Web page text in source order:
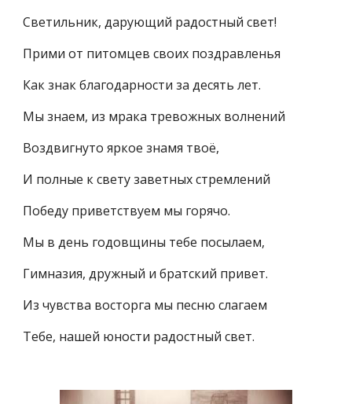
Светильник, дарующий радостный свет!
Прими от питомцев своих поздравленья
Как знак благодарности за десять лет.
Мы знаем, из мрака тревожных волнений
Воздвигнуто яркое знамя твоё,
И полные к свету заветных стремлений
Победу приветствуем мы горячо.
Мы в день годовщины тебе посылаем,
Гимназия, дружный и братский привет.
Из чувства восторга мы песню слагаем
Тебе, нашей юности радостный свет.